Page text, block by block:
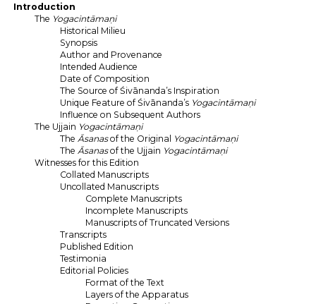
Introduction
The Yogacintāmaṇi
Historical Milieu
Synopsis
Author and Provenance
Intended Audience
Date of Composition
The Source of Śivānanda’s Inspiration
Unique Feature of Śivānanda’s Yogacintāmaṇi
Influence on Subsequent Authors
The Ujjain Yogacintāmaṇi
The Āsanasof the Original Yogacintāmaṇi
The Āsanasof the Ujjain Yogacintāmaṇi
Witnesses for this Edition
Collated Manuscripts
Uncollated Manuscripts
Complete Manuscripts
Incomplete Manuscripts
Manuscripts of Truncated Versions
Transcripts
Published Edition
Testimonia
Editorial Policies
Format of the Text
Layers of the Apparatus